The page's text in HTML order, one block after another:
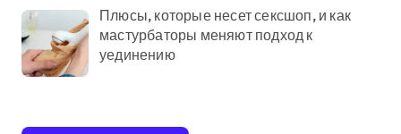
Плюсы, которые несет сексшоп, и как
мастурбаторы меняют подход к
уединению